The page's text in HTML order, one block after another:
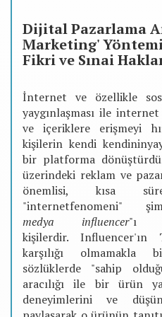
Dijital Pazarlama
Marketing'
Fikri ve Sınai
İnternet ve özellikle
yaygınlaşması ile
ve içeriklere erişmeyi
kişilerin kendi
bir platforma
üzerindeki reklam ve
önemlisi, kısa
"internetfenomeni"
medya influencer"ı
kişilerdir. Influencer'ın
karşılığı olmamakla
sözlüklerde "sahip
aracılığı ile bir ürün
deneyimlerini ve